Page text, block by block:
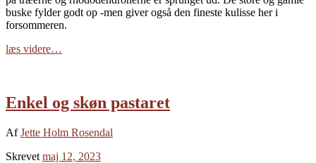
buske fylder godt op -men giver også den fineste kulisse her i
forsommeren.
læs videre…
Enkel og skøn pastaret
AfJette Holm Rosendal
Skrevet maj 12, 2023